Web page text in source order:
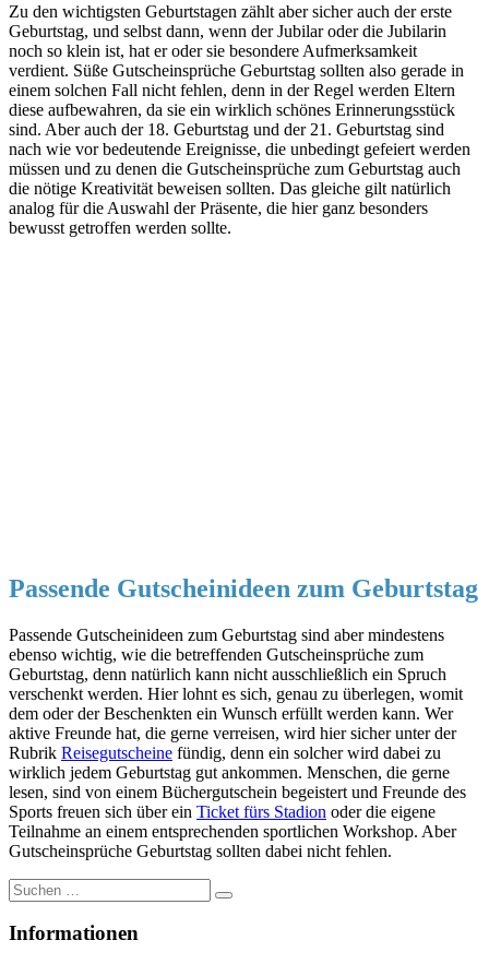
Zu den wichtigsten Geburtstagen zählt aber sicher auch der erste
Geburtstag, und selbst dann, wenn der Jubilar oder die Jubilarin
noch so klein ist, hat er oder sie besondere Aufmerksamkeit
verdient. Süße Gutscheinsprüche Geburtstag sollten also gerade in
einem solchen Fall nicht fehlen, denn in der Regel werden Eltern
diese aufbewahren, da sie ein wirklich schönes Erinnerungsstück
sind. Aber auch der 18. Geburtstag und der 21. Geburtstag sind
nach wie vor bedeutende Ereignisse, die unbedingt gefeiert werden
müssen und zu denen die Gutscheinsprüche zum Geburtstag auch
die nötige Kreativität beweisen sollten. Das gleiche gilt natürlich
analog für die Auswahl der Präsente, die hier ganz besonders
bewusst getroffen werden sollte.
Passende Gutscheinideen zum Geburtstag
Passende Gutscheinideen zum Geburtstag sind aber mindestens
ebenso wichtig, wie die betreffenden Gutscheinsprüche zum
Geburtstag, denn natürlich kann nicht ausschließlich ein Spruch
verschenkt werden. Hier lohnt es sich, genau zu überlegen, womit
dem oder der Beschenkten ein Wunsch erfüllt werden kann. Wer
aktive Freunde hat, die gerne verreisen, wird hier sicher unter der
Rubrik Reisegutscheine fündig, denn ein solcher wird dabei zu
wirklich jedem Geburtstag gut ankommen. Menschen, die gerne
lesen, sind von einem Büchergutschein begeistert und Freunde des
Sports freuen sich über ein Ticket fürs Stadion oder die eigene
Teilnahme an einem entsprechenden sportlichen Workshop. Aber
Gutscheinsprüche Geburtstag sollten dabei nicht fehlen.
Suche
nach:
Informationen